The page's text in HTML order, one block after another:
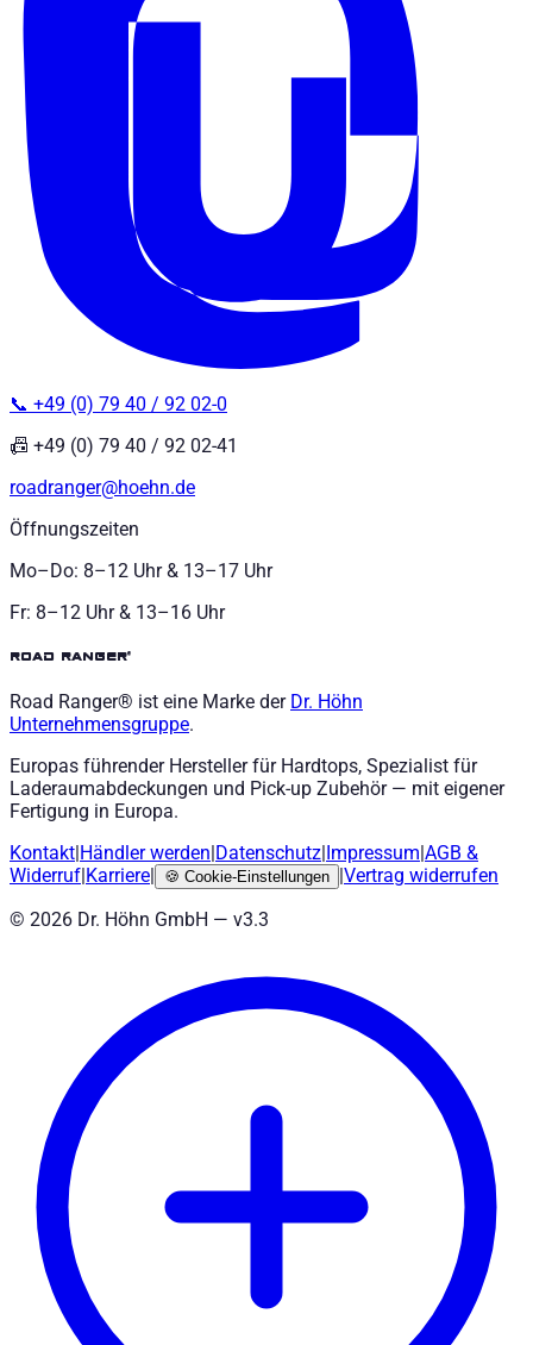
📞 +49 (0) 79 40 / 92 02-0
📠 +49 (0) 79 40 / 92 02-41
roadranger@hoehn.de
Öffnungszeiten
Mo–Do: 8–12 Uhr & 13–17 Uhr
Fr: 8–12 Uhr & 13–16 Uhr
road ranger®
Road Ranger® ist eine Marke der Dr. Höhn
Unternehmensgruppe.
Europas führender Hersteller für Hardtops, Spezialist für
Laderaumabdeckungen und Pick-up Zubehör — mit eigener
Fertigung in Europa.
Kontakt Händler werden Datenschutz Impressum AGB &
Widerruf Karriere 🍪 Cookie-Einstellungen
Vertrag widerrufen
© 2026 Dr. Höhn GmbH — v3.3